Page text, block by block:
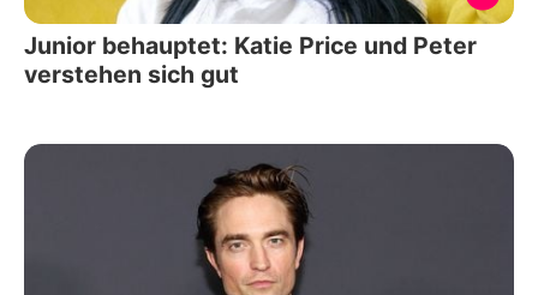
Junior behauptet: Katie Price und Peter
verstehen sich gut